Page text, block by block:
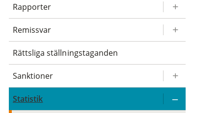
Rapporter
Remissvar
Rättsliga ställningstaganden
Sanktioner
Statistik